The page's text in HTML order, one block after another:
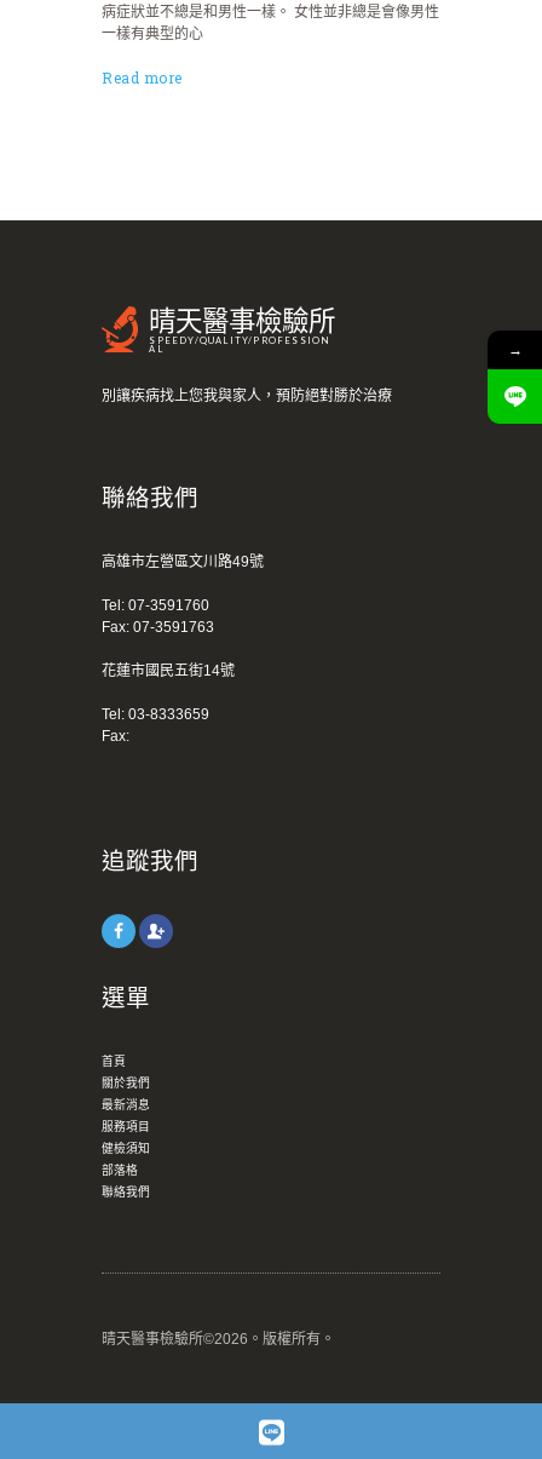
病症狀並不總是和男性一樣。 女性並非總是會像男性
一樣有典型的心
Read more
晴天醫事檢驗所
SPEEDY/QUALITY/PROFESSION
AL
別讓疾病找上您我與家人，預防絕對勝於治療
聯絡我們
高雄市左營區文川路49號
Tel: 07-3591760
Fax: 07-3591763
花蓮市國民五街14號
Tel: 03-8333659
Fax:
追蹤我們
選單
首頁
關於我們
最新消息
服務項目
健檢須知
部落格
聯絡我們
晴天醫事檢驗所©2026。版權所有。
→